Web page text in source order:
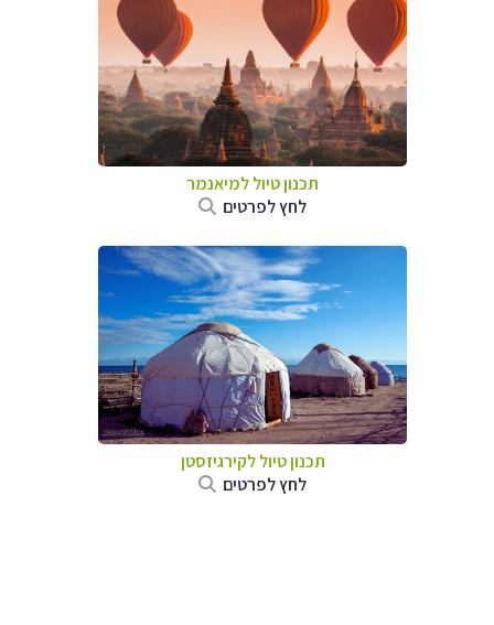
תכנון טיוללמיאנמר
לחץ לפרטים
תכנון טיוללקירגיזסטן
לחץ לפרטים